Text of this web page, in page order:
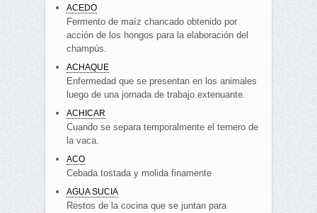
ACEDO
Fermento de maíz chancado obtenido por
acción de los hongos para la elaboración del
champús.
ACHAQUE
Enfermedad que se presentan en los animales
luego de una jornada de trabajo extenuante.
ACHICAR
Cuando se separa temporalmente el ternero de
la vaca.
ACO
Cebada tostada y molida finamente
AGUA SUCIA
Restos de la cocina que se juntan para